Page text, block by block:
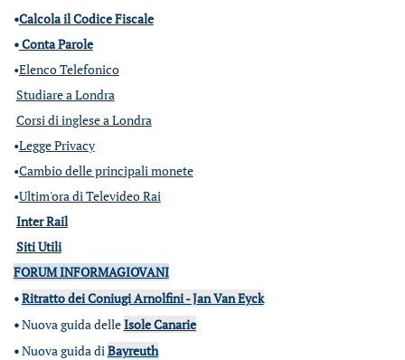
•Calcola il Codice Fiscale
•Conta Parole
•Elenco Telefonico
Studiare a Londra
Corsi di inglese a Londra
•Legge Privacy
•Cambio delle principali monete
•Ultim'ora di Televideo Rai
Inter Rail
Siti Utili
FORUM INFORMAGIOVANI
•Ritratto dei Coniugi Arnolfini - Jan Van Eyck
•Nuova guida delleIsole Canarie
•Nuova guida diBayreuth